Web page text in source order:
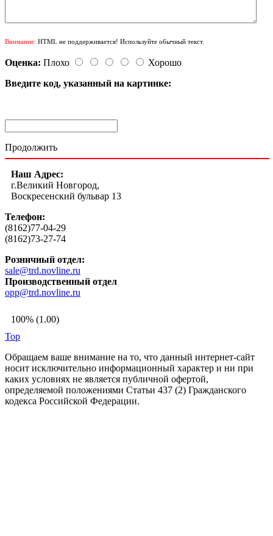
Внимание: HTML не поддерживается! Используйте обычный текст.
Оценка: Плохо
Хорошо
Введите код, указанный на картинке:
Продолжить
Наш Адрес:
г.Великий Новгород,
Воскресенский бульвар 13
Телефон:
(8162)77-04-29
(8162)73-27-74
Розничный отдел:
sale@trd.novline.ru
Производственный отдел
opp@trd.novline.ru
100% (1.00)
Top
Обращаем ваше внимание на то, что данный интернет-сайт
носит исключительно информационный характер и ни при
каких условиях не является публичной офертой,
определяемой положениями Статьи 437 (2) Гражданского
кодекса Российской Федерации.